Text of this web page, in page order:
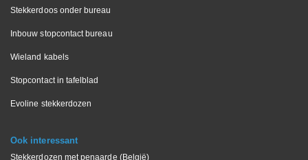
Stekkerdoos onder bureau
Inbouw stopcontact bureau
Wieland kabels
Stopcontact in tafelblad
Evoline stekkerdozen
Ook interessant
Stekkerdozen met penaarde (België)